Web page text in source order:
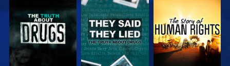
ANSEHEN ANSEHEN